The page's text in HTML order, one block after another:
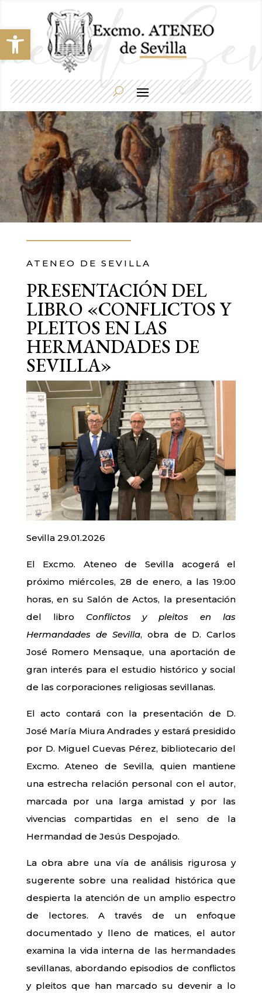
Abrir barra de herramientas
ATENEO DE SEVILLA
PRESENTACIÓN DEL
LIBRO «CONFLICTOS Y
PLEITOS EN LAS
HERMANDADES DE
SEVILLA»
Sevilla 29.01.2026
El Excmo. Ateneo de Sevilla acogerá el
próximo miércoles, 28 de enero, a las 19:00
horas, en su Salón de Actos, la presentación
del libro Conflictos y pleitos en las
Hermandades de Sevilla, obra de D. Carlos
José Romero Mensaque, una aportación de
gran interés para el estudio histórico y social
de las corporaciones religiosas sevillanas.
El acto contará con la presentación de D.
José María Miura Andrades y estará presidido
por D. Miguel Cuevas Pérez, bibliotecario del
Excmo. Ateneo de Sevilla, quien mantiene
una estrecha relación personal con el autor,
marcada por una larga amistad y por las
vivencias compartidas en el seno de la
Hermandad de Jesús Despojado.
La obra abre una vía de análisis rigurosa y
sugerente sobre una realidad histórica que
despierta la atención de un amplio espectro
de lectores. A través de un enfoque
documentado y lleno de matices, el autor
examina la vida interna de las hermandades
sevillanas, abordando episodios de conflictos
y pleitos que han marcado su devenir a lo